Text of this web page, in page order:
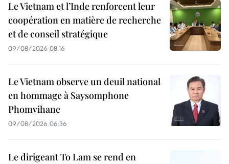
Le Vietnam et l’Inde renforcent leur
coopération en matière de recherche
et de conseil stratégique
09/08/2026 08:16
Le Vietnam observe un deuil national
en hommage à Saysomphone
Phomvihane
09/08/2026 06:36
Le dirigeant To Lam se rend en